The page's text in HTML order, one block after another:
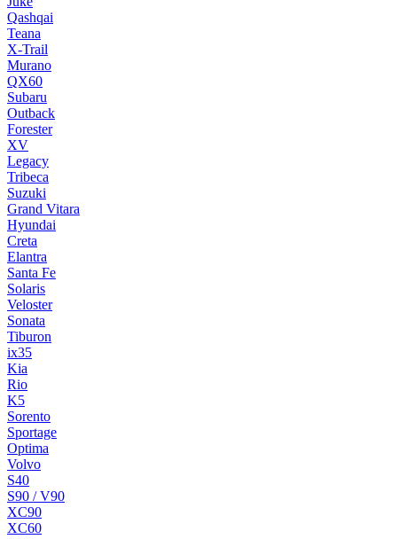
Qashqai
Teana
X-Trail
Murano
QX60
Subaru
Outback
Forester
XV
Legacy
Tribeca
Suzuki
Grand Vitara
Hyundai
Creta
Elantra
Santa Fe
Solaris
Veloster
Sonata
Tiburon
ix35
Kia
Rio
K5
Sorento
Sportage
Optima
Volvo
S40
S90 / V90
XC90
XC60